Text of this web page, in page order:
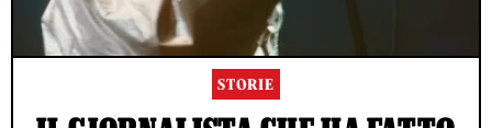
STORIE